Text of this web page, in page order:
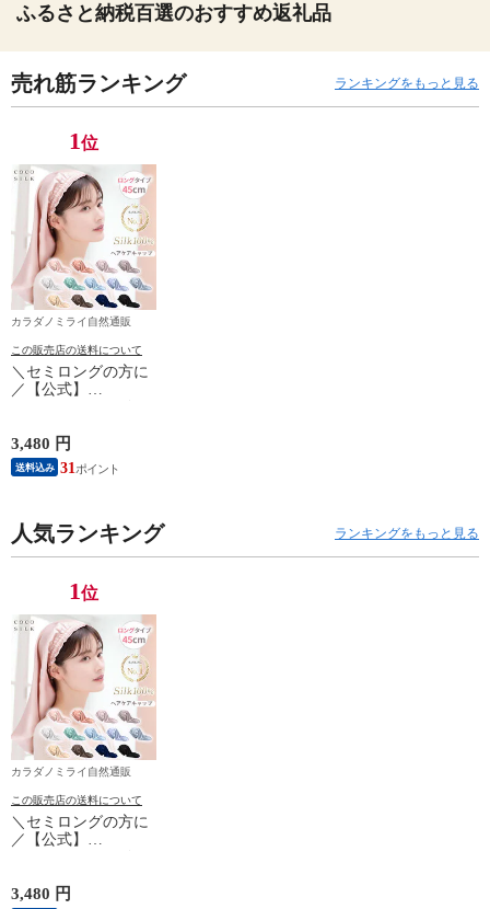
ふるさと納税百選のおすすめ返礼品
売れ筋ランキング ランキングをもっと見る
1位
カラダノミライ自然通販
この販売店の送料について
＼セミロングの方に
／【公式】
コシルク ヘアケアキ
ャップ 45cm】ロング
ヘア ナイトキャップ
クキャップ 髪 レデ
ィース 睡眠 就寝用
保湿 摩擦 ヘアケア
プレゼント 美容師
3,480 円
送料込み 31
人気ランキング ランキングをもっと見る
1位
カラダノミライ自然通販
この販売店の送料について
＼セミロングの方に
／【公式】
コシルク ヘアケアキ
3,480 円